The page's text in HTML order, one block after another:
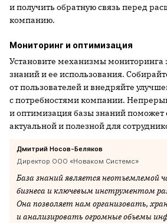
и получить обратную связь перед
компанию.
Мониторинг и оптимизация
Установите механизмы мониторинга
знаний и ее использования.
от пользователей и внедряйте
с потребностями компании.
и оптимизация базы знаний поможет
актуальной и полезной для
Дмитрий Носов-Беляков
Директор ООО «Новаком Системс»
База знаний является неотъемлемой
бизнеса и ключевым инструментом
Она позволяет нам организовать,
и анализировать огромные объемы